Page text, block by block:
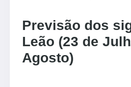
Previsão dos
Leão (23 de
Agosto)